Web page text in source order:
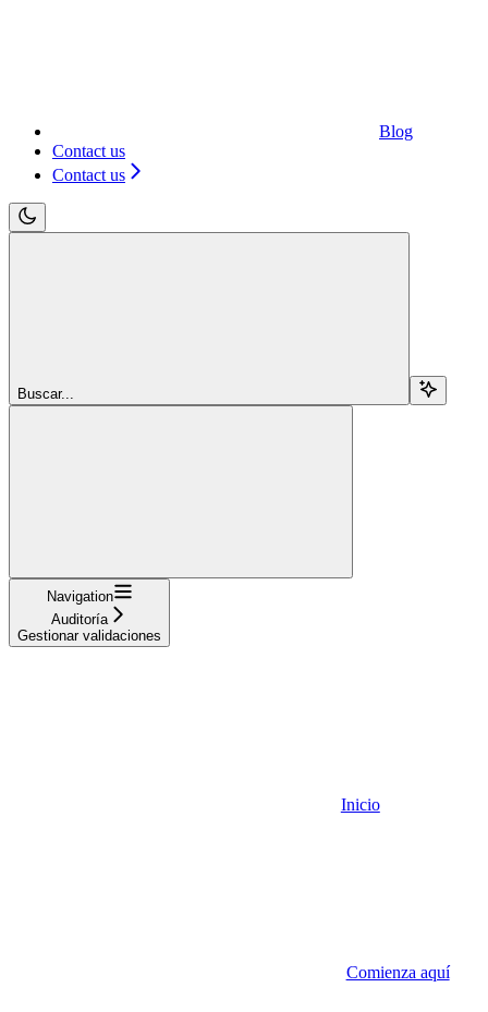
Blog
Contact us
Contact us
Buscar...
Navigation
Auditoría
Gestionar validaciones
Inicio
Comienza aquí